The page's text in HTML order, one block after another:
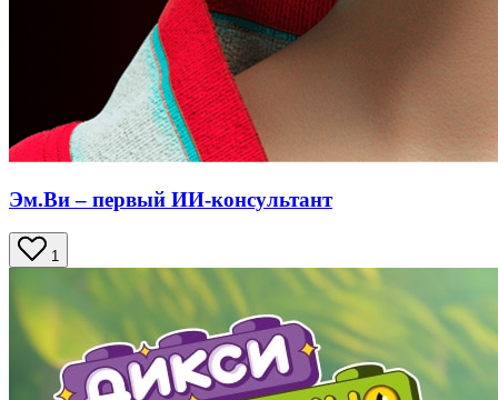
Эм.Ви – первый ИИ-консультант
1